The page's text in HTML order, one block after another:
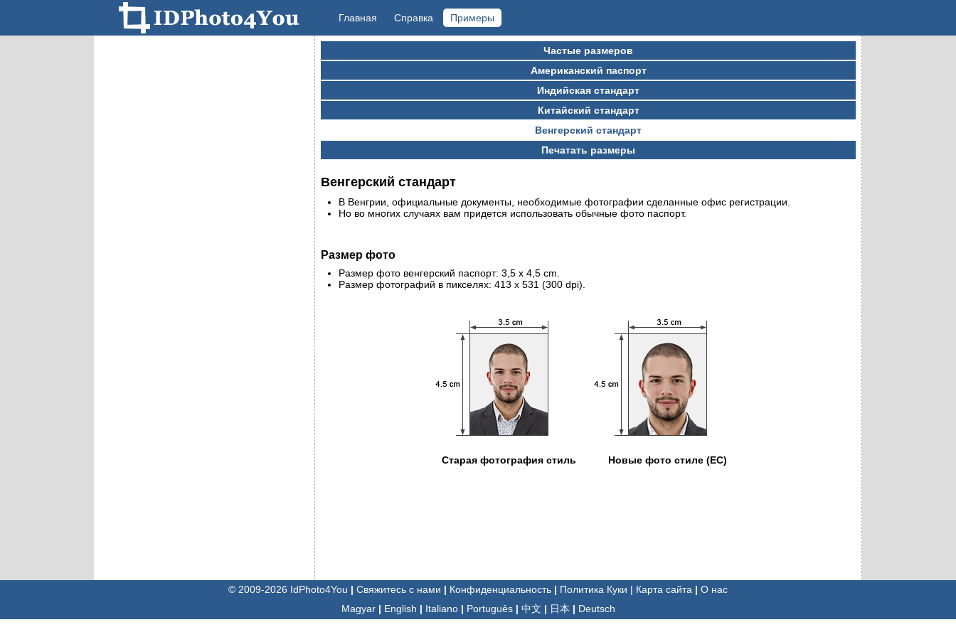
Главная Справка Примеры
Частые размеров
Американский паспорт
Индийская стандарт
Китайский стандарт
Венгерский стандарт
Печатать размеры
Венгерский стандарт
В Венгрии, официальные документы, необходимые фотографии сделанные офис регистрации.
Но во многих случаях вам придется использовать обычные фото паспорт.
Размер фото
Размер фото венгерский паспорт: 3,5 x 4,5 cm.
Размер фотографий в пикселях: 413 x 531 (300 dpi).
Старая фотография стиль Новые фото стиле (ЕС)
© 2009-2026 IdPhoto4You | Свяжитесь с нами | Конфиденциальность | Политика Куки | Карта сайта | О нас
Magyar | English | Italiano | Português | 中文 | 日本 | Deutsch